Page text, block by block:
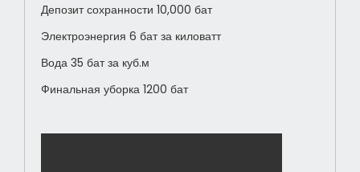
Депозит сохранности 10,000 бат
Электроэнергия 6 бат за киловатт
Вода 35 бат за куб.м
Финальная уборка 1200 бат